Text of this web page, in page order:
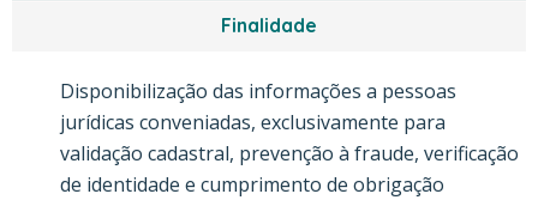
Finalidade
Disponibilização das informações a pessoas
jurídicas conveniadas, exclusivamente para
validação cadastral, prevenção à fraude, verificação
de identidade e cumprimento de obrigação